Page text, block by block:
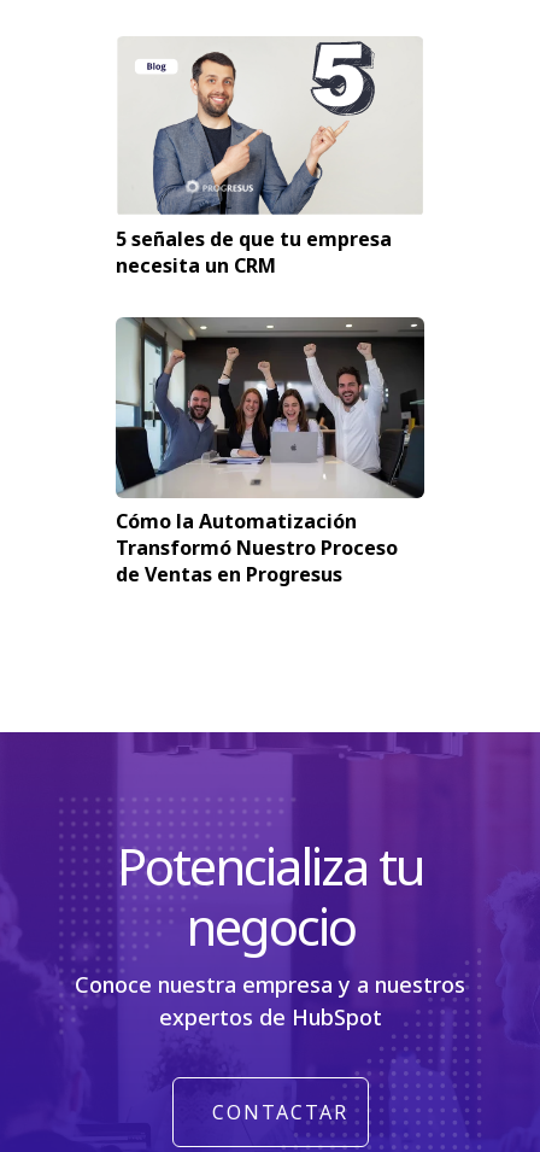
5 señales de que tu empresa
necesita un CRM
Cómo la Automatización
Transformó Nuestro Proceso
de Ventas en Progresus
Potencializa tu
negocio
Conoce nuestra empresa y a nuestros
expertos de HubSpot
CONTACTAR